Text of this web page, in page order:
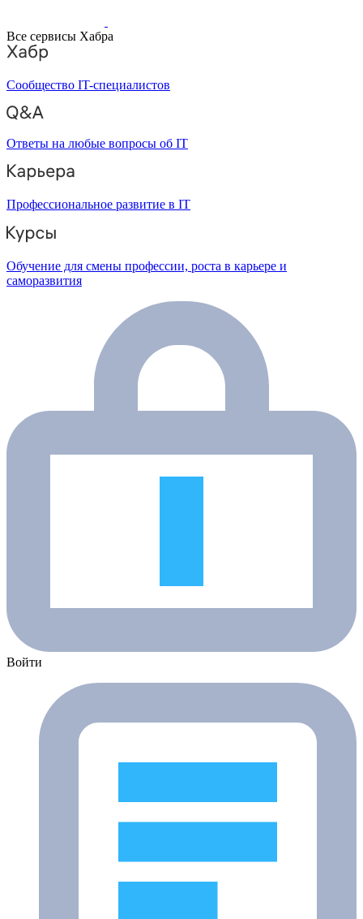
Все сервисы Хабра
Сообщество IT-специалистов
Ответы на любые вопросы об IT
Профессиональное развитие в IT
Обучение для смены профессии, роста в карьере и
саморазвития
Войти